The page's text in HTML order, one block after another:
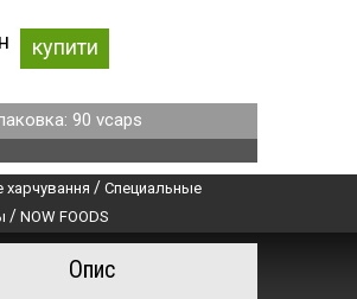
купити
90 vcaps
харчування / Специальные
/ NOW FOODS
Опис